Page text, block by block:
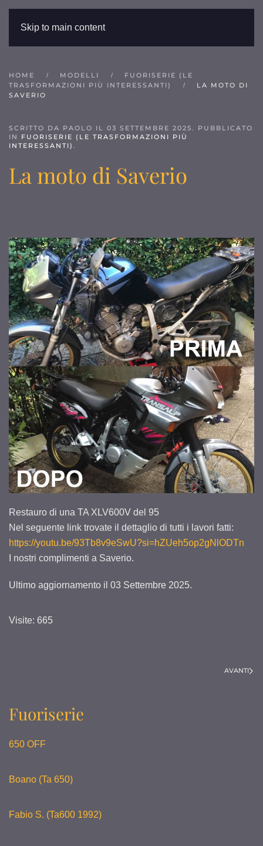
Skip to main content
HOME MODELLI
FUORISERIE (LE
TRASFORMAZIONI PIÙ INTERESSANTI)
LA MOTO DI
SAVERIO
SCRITTO DA PAOLO IL 03 SETTEMBRE 2025. PUBBLICATO
IN FUORISERIE (LE TRASFORMAZIONI PIÙ
INTERESSANTI) .
La moto di Saverio
Restauro di una TA XLV600V del 95
Nel seguente link trovate il dettaglio di tutti i lavori fatti:
https://youtu.be/93Tb8v9eSwU?si=hZUeh5op2gNlODTn
I nostri complimenti a Saverio.
Ultimo aggiornamento il 03 Settembre 2025.
Visite: 665
AVANTI
Fuoriserie
650 OFF
Boano (Ta 650)
Fabio S. (Ta600 1992)